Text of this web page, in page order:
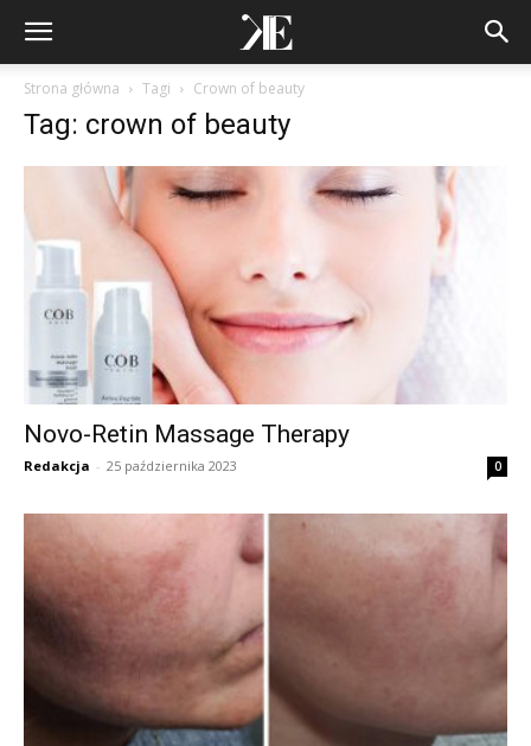
Strona główna Tagi Crown of beauty
Tag: crown of beauty
Novo-Retin Massage Therapy
Redakcja - 25 października 2023 0